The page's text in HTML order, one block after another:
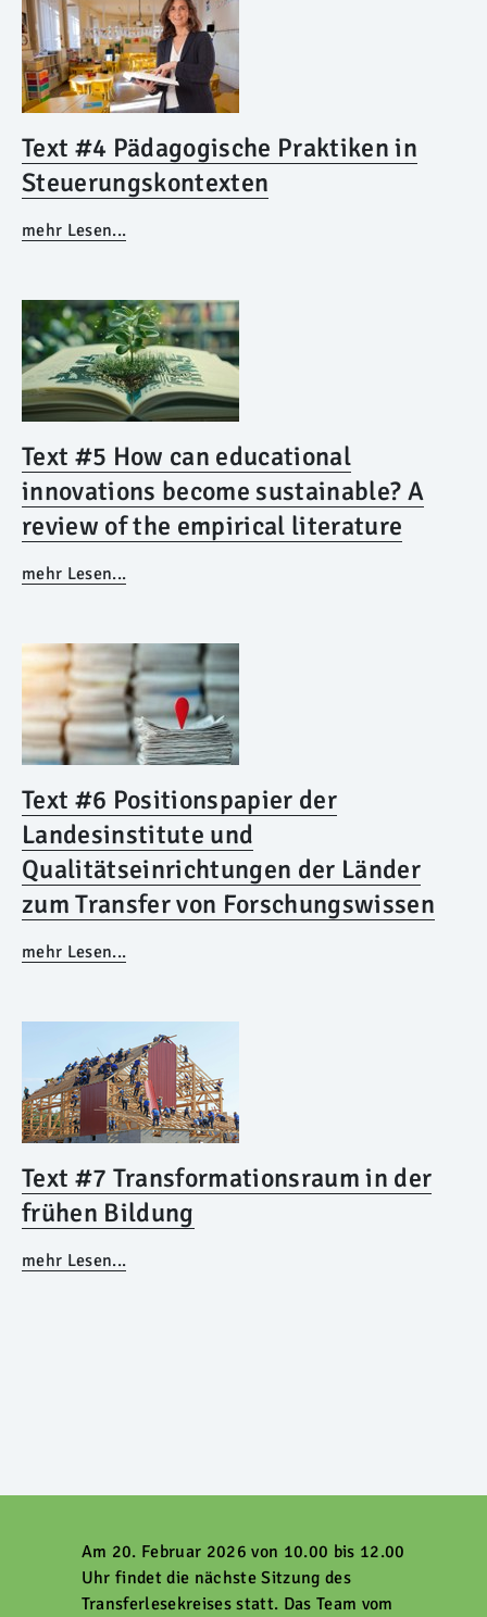
Text #4 Pädagogische Praktiken in
Steuerungskontexten
mehr Lesen...
Text #5 How can educational
innovations become sustainable? A
review of the empirical literature
mehr Lesen...
Text #6 Positionspapier der
Landesinstitute und
Qualitätseinrichtungen der Länder
zum Transfer von Forschungswissen
mehr Lesen...
Text #7 Transformationsraum in der
frühen Bildung
mehr Lesen...
Am 20. Februar 2026 von 10.00 bis 12.00
Uhr findet die nächste Sitzung des
Transferlesekreises statt. Das Team vom